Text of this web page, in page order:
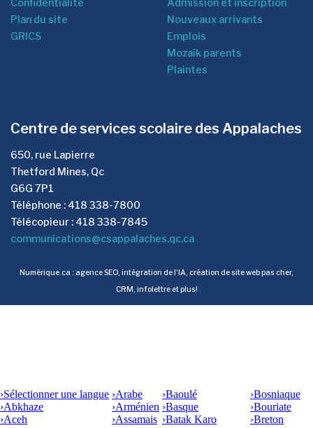
Confidentialité
Plan du site
GRICS
Admission et inscription
Nouveaux arrivants
Emplois
Mozaîk parents
Plaintes
Centre de services scolaire des Appalaches
650, rue Lapierre
Thetford Mines, Qc
G6G 7P1
Téléphone : 418 338-7800
Télécopieur : 418 338-7845
communications@csappalaches.qc.ca
Numérique.ca : agence SEO, intégration de l'IA, création de site web pas cher,
CRM, infolettreet plus!